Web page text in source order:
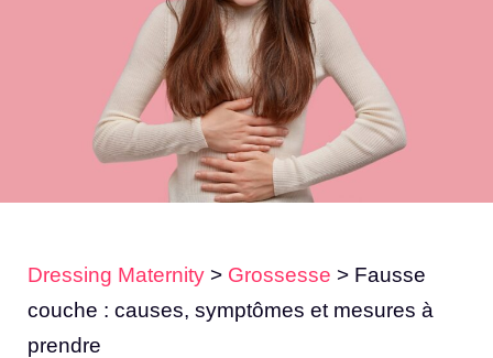
Dressing Maternity > Grossesse > Fausse
couche : causes, symptômes et mesures à
prendre